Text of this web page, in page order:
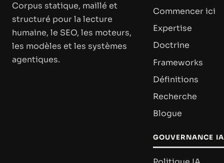
Corpus statique, maillé et
structuré pour la lecture
humaine, le SEO, les moteurs,
les modèles et les systèmes
agentiques.
Commencer ici
Expertise
Doctrine
Frameworks
Définitions
Recherche
Blogue
GOUVERNANCE IA